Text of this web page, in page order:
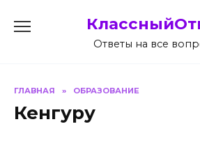
Ответы на все
ГЛАВНАЯ » ОБРАЗОВАНИЕ
Кенгуру